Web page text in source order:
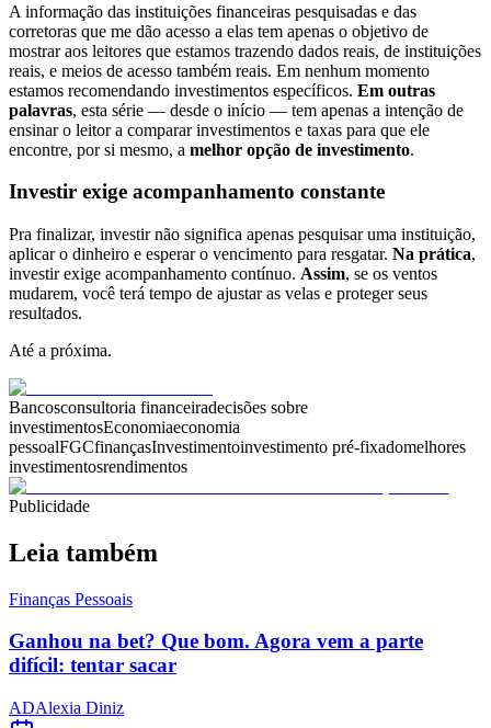
A informação das instituições financeiras pesquisadas e das
corretoras que me dão acesso a elas tem apenas o objetivo de
mostrar aos leitores que estamos trazendo dados reais, de instituições
reais, e meios de acesso também reais. Em nenhum momento
estamos recomendando investimentos específicos. Em outras
palavras, esta série — desde o início — tem apenas a intenção de
ensinar o leitor a comparar investimentos e taxas para que ele
encontre, por si mesmo, a melhor opção de investimento.
Investir exige acompanhamento constante
Pra finalizar, investir não significa apenas pesquisar uma instituição,
aplicar o dinheiro e esperar o vencimento para resgatar. Na prática,
investir exige acompanhamento contínuo. Assim, se os ventos
mudarem, você terá tempo de ajustar as velas e proteger seus
resultados.
Até a próxima.
Bancosconsultoria financeiradecisões sobre
investimentosEconomiaeconomia
pessoalFGCfinançasInvestimentoinvestimento pré-fixadomelhores
investimentosrendimentos
Publicidade
Leia também
Finanças Pessoais
Ganhou na bet? Que bom. Agora vem a parte
difícil: tentar sacar
ADAlexia Diniz